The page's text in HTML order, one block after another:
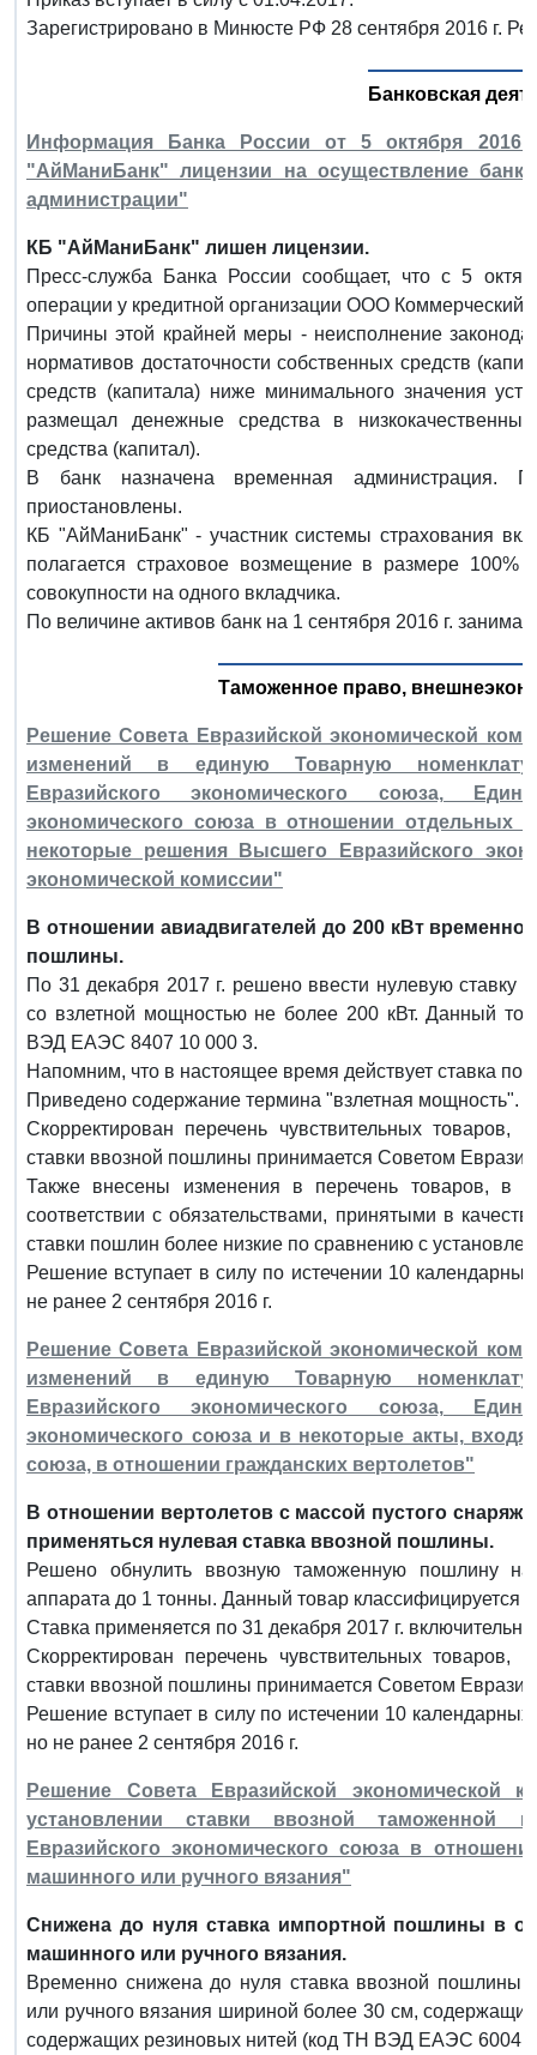
Зарегистрировано в Минюсте РФ 28 сентября 2016 г.
Банковская
Информация Банка России от 5 октября 2016
"АйМаниБанк" лицензии на осуществление
администрации"
КБ "АйМаниБанк" лишен лицензии.
Пресс-служба Банка России сообщает, что с 5
операции у кредитной организации ООО Коммерческий
Причины этой крайней меры - неисполнение
нормативов достаточности собственных средств
средств (капитала) ниже минимального значения
размещал денежные средства в
средства (капитал).
В банк назначена временная администрация.
приостановлены.
КБ "АйМаниБанк" - участник системы страхования
полагается страховое возмещение в размере
совокупности на одного вкладчика.
По величине активов банк на 1 сентября 2016 г.
Таможенное право,
Решение Совета Евразийской экономической
изменений в единую Товарную
Евразийского экономического союза,
экономического союза в отношении отдельных
некоторые решения Высшего Евразийского
экономической комиссии"
В отношении авиадвигателей до 200 кВт временно
пошлины.
По 31 декабря 2017 г. решено ввести нулевую ставку
со взлетной мощностью не более 200 кВт. Данный
ВЭД ЕАЭС 8407 10 000 3.
Напомним, что в настоящее время действует ставка
Приведено содержание термина "взлетная мощность".
Скорректирован перечень чувствительных
ставки ввозной пошлины принимается Советом
Также внесены изменения в перечень товаров, в
соответствии с обязательствами, принятыми в
ставки пошлин более низкие по сравнению с
Решение вступает в силу по истечении 10
не ранее 2 сентября 2016 г.
Решение Совета Евразийской экономической
изменений в единую Товарную
Евразийского экономического союза,
экономического союза и в некоторые акты,
союза, в отношении гражданских вертолетов"
В отношении вертолетов с массой пустого
применяться нулевая ставка ввозной пошлины.
Решено обнулить ввозную таможенную пошлину
аппарата до 1 тонны. Данный товар
Ставка применяется по 31 декабря 2017 г. включительно.
Скорректирован перечень чувствительных
ставки ввозной пошлины принимается Советом
Решение вступает в силу по истечении 10
но не ранее 2 сентября 2016 г.
Решение Совета Евразийской
установлении ставки ввозной таможенной
Евразийского экономического союза в
машинного или ручного вязания"
Снижена до нуля ставка импортной пошлины в
машинного или ручного вязания.
Временно снижена до нуля ставка ввозной пошлины
или ручного вязания шириной более 30 см,
содержащих резиновых нитей (код ТН ВЭД ЕАЭС 6004